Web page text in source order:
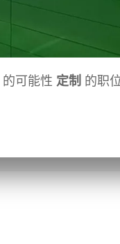
的可能性 定制 的职